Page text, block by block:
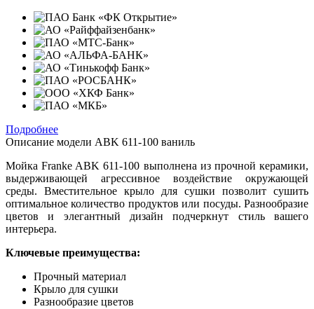
Подробнее
Описание модели ABK 611-100 ваниль
Мойка Franke ABK 611-100 выполнена из прочной керамики,
выдерживающей агрессивное воздействие окружающей
среды. Вместительное крыло для сушки позволит сушить
оптимальное количество продуктов или посуды. Разнообразие
цветов и элегантный дизайн подчеркнут стиль вашего
интерьера.
Ключевые преимущества:
Прочный материал
Крыло для сушки
Разнообразие цветов